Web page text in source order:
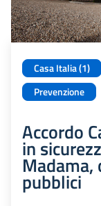
Casa Italia (1)
Prevenzione
Accordo
in
Madama,
pubblici